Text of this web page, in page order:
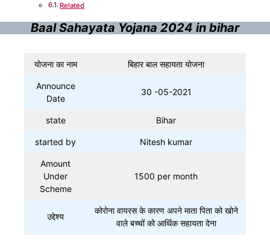
Related
Baal Sahayata Yojana 2024 in bihar
योजना का नाम बिहार बाल सहायता योजना
Announce
Date
30 -05-2021
state Bihar
started by Nitesh kumar
Amount
Under
Scheme
1500 per month
उद्देश्य
कोरोना वायरस के कारण अपने माता पिता को खोने
वाले बच्चों को आर्थिक सहायता देना